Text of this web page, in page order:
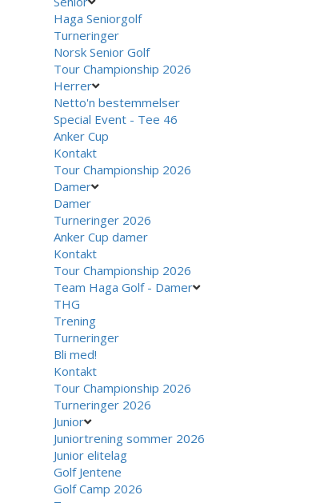
Haga Seniorgolf
Turneringer
Norsk Senior Golf
Tour Championship 2026
Herrer
Netto'n bestemmelser
Special Event - Tee 46
Anker Cup
Kontakt
Tour Championship 2026
Damer
Damer
Turneringer 2026
Anker Cup damer
Kontakt
Tour Championship 2026
Team Haga Golf - Damer
THG
Trening
Turneringer
Bli med!
Kontakt
Tour Championship 2026
Turneringer 2026
Junior
Juniortrening sommer 2026
Junior elitelag
Golf Jentene
Golf Camp 2026